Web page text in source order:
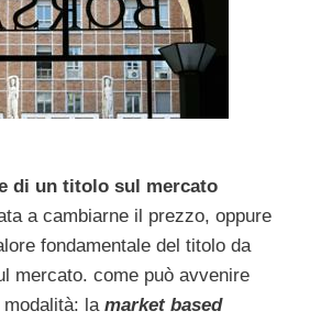
di un titolo sul mercato
a cambiarne il prezzo, oppure
fondamentale del titolo da
mercato. come può avvenire
la market based